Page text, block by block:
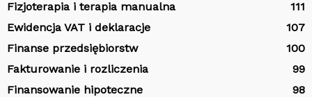
Fizjoterapia i terapia manualna
111
Ewidencja VAT i deklaracje
107
Finanse przedsiębiorstw
100
Fakturowanie i rozliczenia
99
Finansowanie hipoteczne
98